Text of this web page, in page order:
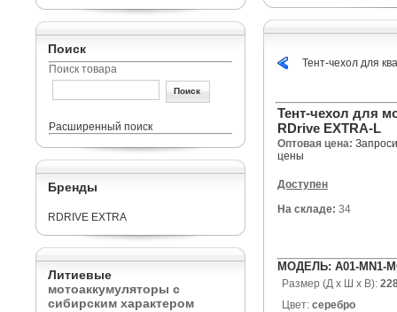
Поиск
Поиск товара
Расширенный поиск
Бренды
RDRIVE EXTRA
Литиевые
мотоаккумуляторы с
сибирским характером
Тент-чехол для
Тент-чехол для
RDrive EXTRA-L
Оптовая цена:
цены
Доступен
На складе: 34
МОДЕЛЬ: A01-MN1-
Размер (Д х Ш х В):
Цвет: серебро